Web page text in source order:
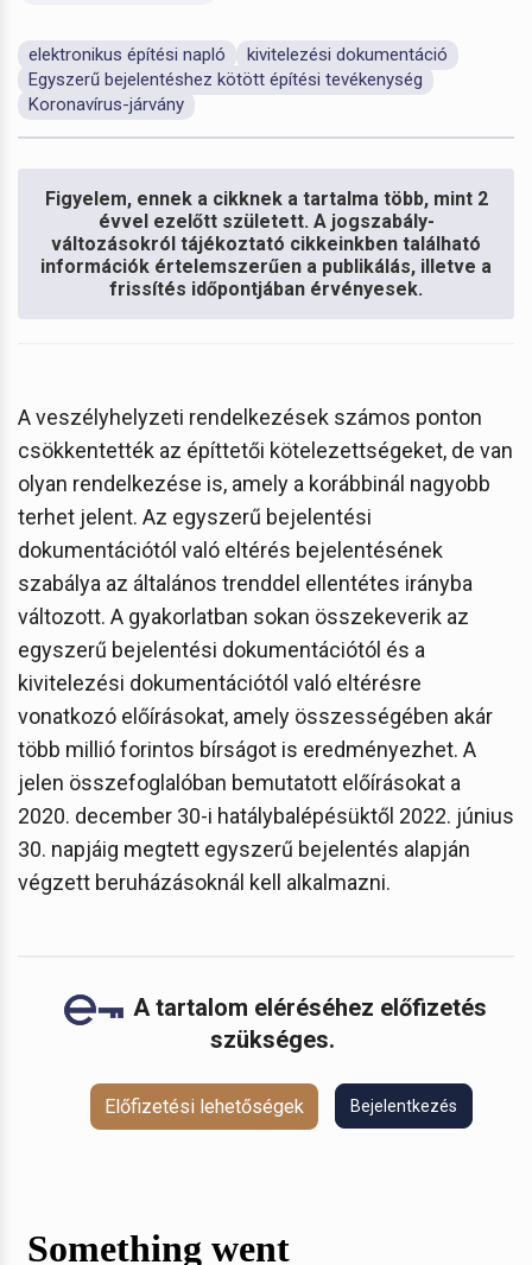
elektronikus építési napló
kivitelezési dokumentáció
Egyszerű bejelentéshez kötött építési tevékenység
Koronavírus-járvány
Figyelem, ennek a cikknek a tartalma több, mint 2
évvel ezelőtt született. A jogszabály-
változásokról tájékoztató cikkeinkben található
információk értelemszerűen a publikálás, illetve a
frissítés időpontjában érvényesek.
A veszélyhelyzeti rendelkezések számos ponton
csökkentették az építtetői kötelezettségeket, de van
olyan rendelkezése is, amely a korábbinál nagyobb
terhet jelent. Az egyszerű bejelentési
dokumentációtól való eltérés bejelentésének
szabálya az általános trenddel ellentétes irányba
változott. A gyakorlatban sokan összekeverik az
egyszerű bejelentési dokumentációtól és a
kivitelezési dokumentációtól való eltérésre
vonatkozó előírásokat, amely összességében akár
több millió forintos bírságot is eredményezhet. A
jelen összefoglalóban bemutatott előírásokat a
2020. december 30-i hatálybalépésüktől 2022. június
30. napjáig megtett egyszerű bejelentés alapján
végzett beruházásoknál kell alkalmazni.
A tartalom eléréséhez előfizetés
szükséges.
Előfizetési lehetőségek Bejelentkezés